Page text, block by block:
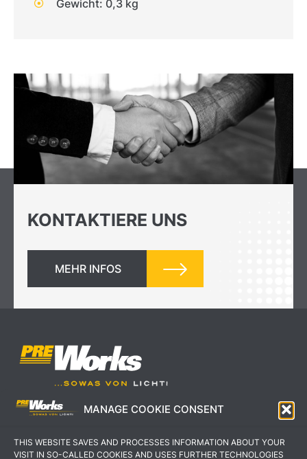
MANAGE COOKIE CONSENT
THIS WEBSITE SAVES AND PROCESSES INFORMATION ABOUT YOUR
VISIT IN SO-CALLED COOKIES AND USES FURTHER TECHNOLOGIES
Gewicht: 0,3 kg
KONTAKTIERE UNS
MEHR INFOS
DATENSCHUTZERKLÄRUNG
KONTAKT